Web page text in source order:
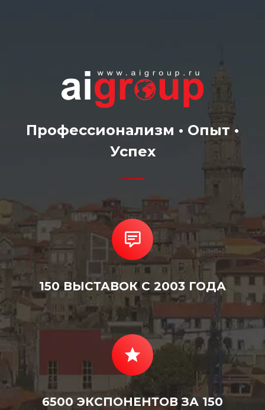
Профессионализм • Опыт •
Успех
150 ВЫСТАВОК С 2003 ГОДА
6500 ЭКСПОНЕНТОВ ЗА 150